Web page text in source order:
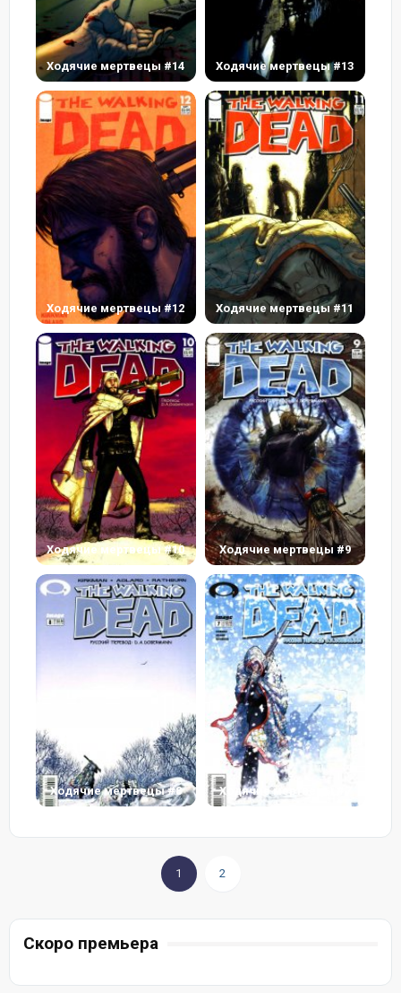
Ходячие мертвецы #14 Ходячие мертвецы #13
Ходячие мертвецы #12 Ходячие мертвецы #11
Ходячие мертвецы #10 Ходячие мертвецы #9
Ходячие мертвецы #8 Ходячие мертвецы #7
1 2
Скоро премьера